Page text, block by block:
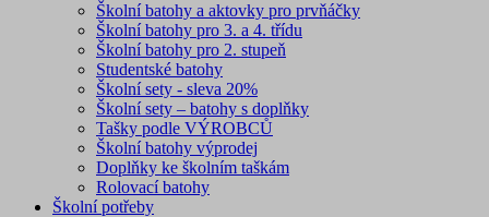
Školní batohy a aktovky pro prvňáčky
Školní batohy pro 3. a 4. třídu
Školní batohy pro 2. stupeň
Studentské batohy
Školní sety - sleva 20%
Školní sety – batohy s doplňky
Tašky podle VÝROBCŮ
Školní batohy výprodej
Doplňky ke školním taškám
Rolovací batohy
Školní potřeby